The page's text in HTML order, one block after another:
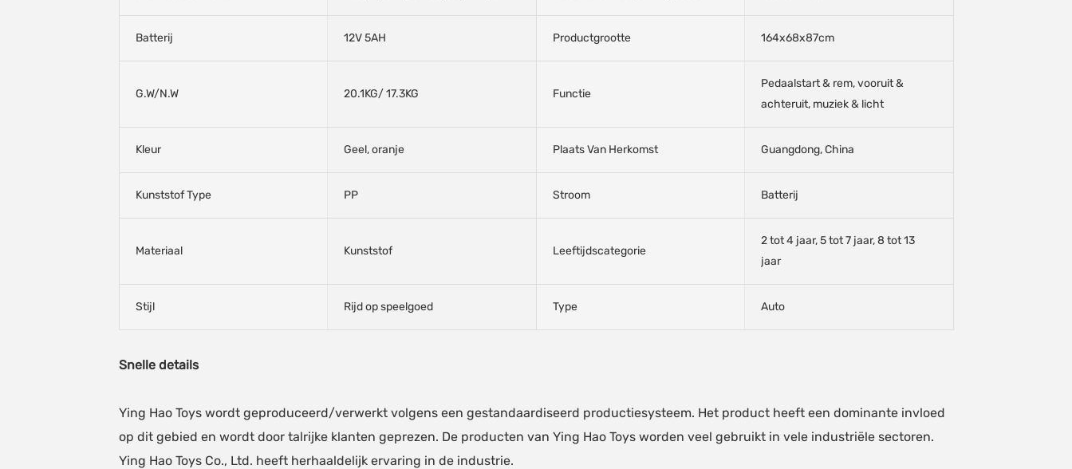
Batterij 12V 5AH Productgrootte 164x68x87cm
G.W/N.W 20.1KG/ 17.3KG Functie
Pedaalstart & rem, vooruit &
achteruit, muziek & licht
Kleur Geel, oranje Plaats Van Herkomst Guangdong, China
Kunststof Type PP Stroom Batterij
Materiaal Kunststof Leeftijdscategorie
2 tot 4 jaar, 5 tot 7 jaar, 8 tot 13
jaar
Stijl Rijd op speelgoed Type Auto
Snelle details
Ying Hao Toys wordt geproduceerd/verwerkt volgens een gestandaardiseerd productiesysteem. Het product heeft een dominante invloed
op dit gebied en wordt door talrijke klanten geprezen. De producten van Ying Hao Toys worden veel gebruikt in vele industriële sectoren.
Ying Hao Toys Co., Ltd. heeft herhaaldelijk ervaring in de industrie.